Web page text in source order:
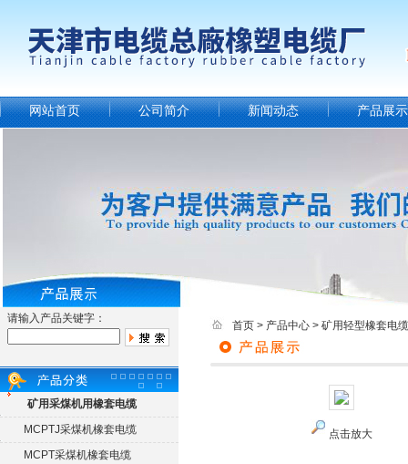
网站首页 公司简介 新闻动态 产品展示
请输入产品关键字：
矿用采煤机用橡套电缆
MCPTJ采煤机橡套电缆
MCPT采煤机橡套电缆
首页 > 产品中心 > 矿用轻型橡套电缆
点击放大